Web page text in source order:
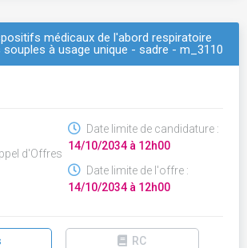
médicaux de l'abord respiratoire
à usage unique - sadre - m_3110
d'Offres
Date limite de candidature :
14/10/2034 à 12h00
Date limite de l'offre :
14/10/2034 à 12h00
RC